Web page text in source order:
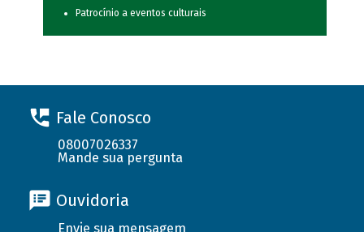
Patrocínio a eventos culturais
Fale Conosco
08007026337
Mande sua pergunta
Ouvidoria
Envie sua mensagem